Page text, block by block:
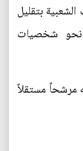
المطالب الشعبية بتقليل
نحو شخصيات
مرشحاً مستقلاً